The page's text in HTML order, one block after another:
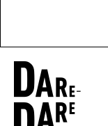
sur Instagram
sur Facebook
nous sur Vimeo